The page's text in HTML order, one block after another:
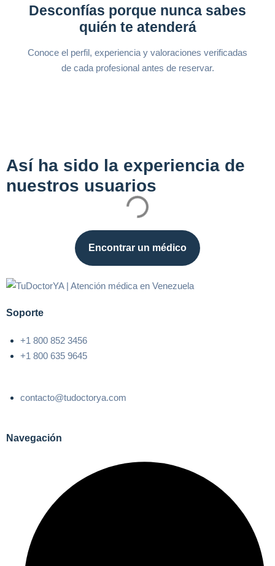
Desconfías porque nunca sabes
quién te atenderá
Conoce el perfil, experiencia y valoraciones verificadas
de cada profesional antes de reservar.
Así ha sido la experiencia de
nuestros usuarios
Encontrar un médico
Soporte
+1 800 852 3456
+1 800 635 9645
contacto@tudoctorya.com
Navegación